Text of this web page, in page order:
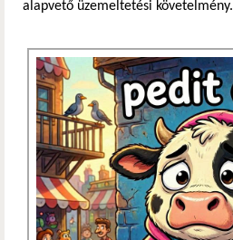
alapvető üzemeltetési követelmény.